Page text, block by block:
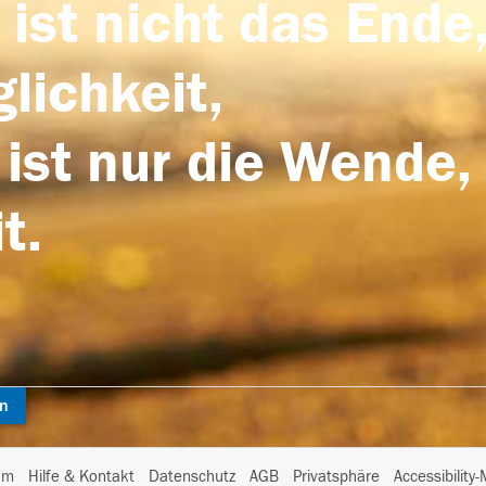
ist nicht das
nur die
Hilfe & Kontakt Datenschutz AGB Privatsphäre I